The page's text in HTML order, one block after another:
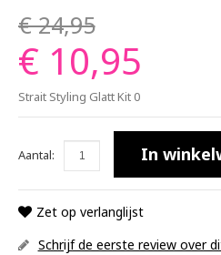
€ 24,95
€ 10,95
Strait Styling Glatt Kit 0
Aantal: In
Zet op verlanglijst
Schrijf de eerste review over